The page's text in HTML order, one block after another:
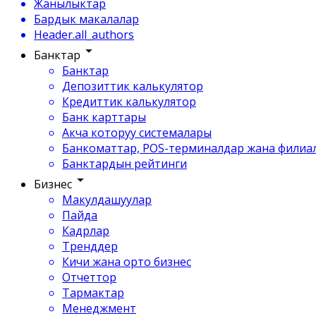
Жанылыктар
Бардык макалалар
Header.all_authors
Банктар
Банктар
Депозиттик калькулятор
Кредиттик калькулятор
Банк карттары
Акча которуу системалары
Банкоматтар, POS-терминалдар жана
Банктардын рейтинги
Бизнес
Макулдашуулар
Пайда
Кадрлар
Тренддер
Кичи жана орто бизнес
Отчеттор
Тармактар
Менеджмент